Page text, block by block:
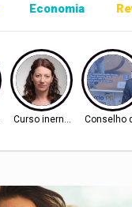
Economia
Curso inernacionalConselho